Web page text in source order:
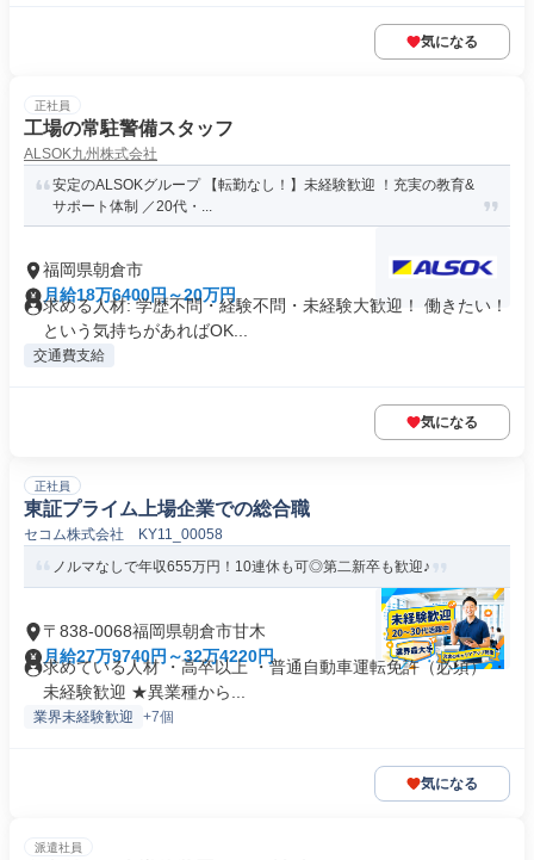
気になる
正社員
工場の常駐警備スタッフ
ALSOK九州株式会社
安定のALSOKグループ 【転勤なし！】未経験歓迎 ！充実の教育&
サポート体制 ／20代・...
福岡県朝倉市
月給18万6400円～20万円
求める人材: 学歴不問・経験不問・未経験大歓迎！ 働きたい！
という気持ちがあればOK...
交通費支給
気になる
正社員
東証プライム上場企業での総合職
セコム株式会社 KY11_00058
ノルマなしで年収655万円！10連休も可◎第二新卒も歓迎♪
〒838-0068福岡県朝倉市甘木
月給27万9740円～32万4220円
求めている人材 ・高卒以上 ・普通自動車運転免許（必須） ・
未経験歓迎 ★異業種から...
業界未経験歓迎 +7個
気になる
派遣社員